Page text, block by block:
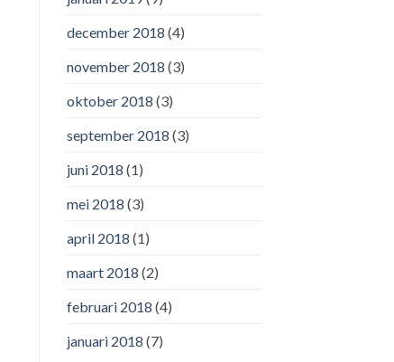
december 2018 (4)
november 2018 (3)
oktober 2018 (3)
september 2018 (3)
juni 2018 (1)
mei 2018 (3)
april 2018 (1)
maart 2018 (2)
februari 2018 (4)
januari 2018 (7)